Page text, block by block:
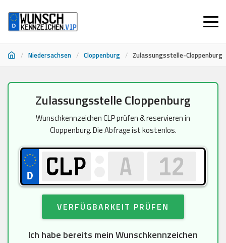
/ Niedersachsen / Cloppenburg / Zulassungsstelle-Cloppenburg
Zulassungsstelle Cloppenburg
Wunschkennzeichen CLP prüfen & reservieren in
Cloppenburg. Die Abfrage ist kostenlos.
VERFÜGBARKEIT PRÜFEN
Ich habe bereits mein Wunschkennzeichen